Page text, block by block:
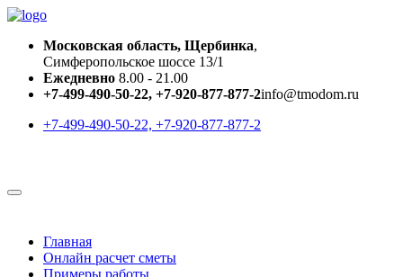
Московская область, Щербинка,
Симферопольское шоссе 13/1
Ежедневно 8.00 - 21.00
+7-499-490-50-22, +7-920-877-877-2info@tmodom.ru
+7-499-490-50-22, +7-920-877-877-2
Главная
Онлайн расчет сметы
Примеры работы